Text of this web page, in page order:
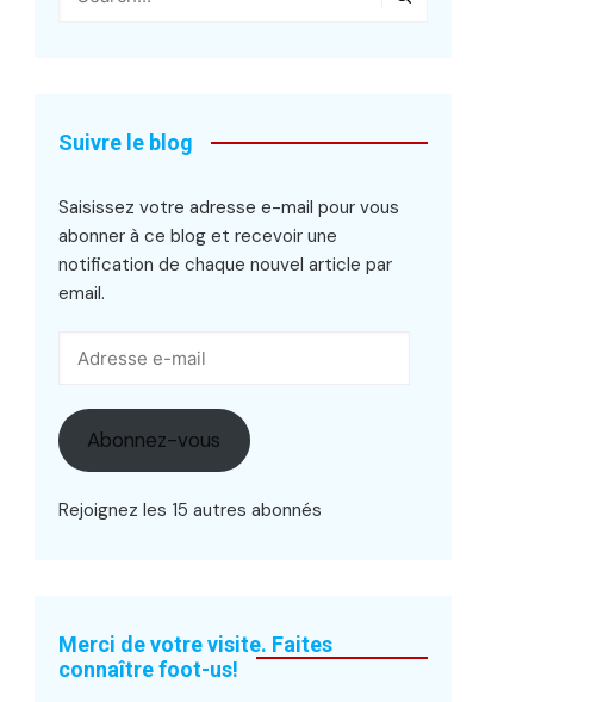
Suivre le blog
Saisissez votre adresse e-mail pour vous
abonner à ce blog et recevoir une
notification de chaque nouvel article par
email.
Abonnez-vous
Rejoignez les 15 autres abonnés
Merci de votre visite. Faites
connaître foot-us!